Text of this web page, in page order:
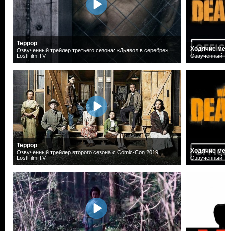
Террор
Озвученный трейлер третьего сезона: «Дьявол в серебре».
LostFilm.TV
Террор
Озвученный трейлер второго сезона с Comic-Con 2019.
LostFilm.TV
Ходячие
Озвученный
Ходячие
Озвученный